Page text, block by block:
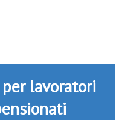
lavoratori